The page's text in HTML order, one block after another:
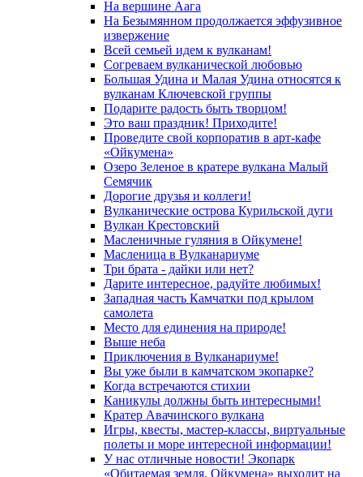
На вершине Аага
На Безымянном продолжается эффузивное
извержение
Всей семьей идем к вулканам!
Согреваем вулканической любовью
Большая Удина и Малая Удина относятся к
вулканам Ключевской группы
Подарите радость быть творцом!
Это ваш праздник! Приходите!
Проведите свой корпоратив в арт-кафе
«Ойкумена»
Озеро Зеленое в кратере вулкана Малый
Семячик
Дорогие друзья и коллеги!
Вулканические острова Курильской дуги
Вулкан Крестовский
Масленичные гуляния в Ойкумене!
Масленица в Вулканариуме
Три брата - дайки или нет?
Дарите интересное, радуйте любимых!
Западная часть Камчатки под крылом
самолета
Место для единения на природе!
Выше неба
Приключения в Вулканариуме!
Вы уже были в камчатском экопарке?
Когда встречаются стихии
Каникулы должны быть интересными!
Кратер Авачинского вулкана
Игры, квесты, мастер-классы, виртуальные
полеты и море интересной информации!
У нас отличные новости! Экопарк
«Обитаемая земля. Ойкумена» выходит на